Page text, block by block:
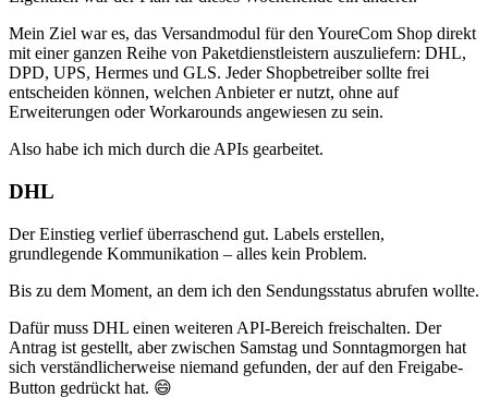
Mein Ziel war es, das Versandmodul für den YoureCom Shop direkt
mit einer ganzen Reihe von Paketdienstleistern auszuliefern: DHL,
DPD, UPS, Hermes und GLS. Jeder Shopbetreiber sollte frei
entscheiden können, welchen Anbieter er nutzt, ohne auf
Erweiterungen oder Workarounds angewiesen zu sein.
Also habe ich mich durch die APIs gearbeitet.
DHL
Der Einstieg verlief überraschend gut. Labels erstellen,
grundlegende Kommunikation – alles kein Problem.
Bis zu dem Moment, an dem ich den Sendungsstatus abrufen wollte.
Dafür muss DHL einen weiteren API-Bereich freischalten. Der
Antrag ist gestellt, aber zwischen Samstag und Sonntagmorgen hat
sich verständlicherweise niemand gefunden, der auf den Freigabe-
Button gedrückt hat. 😄